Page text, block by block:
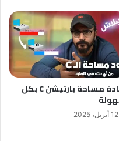
زيادة مساحة بارتيشن C بكل
12 أبريل، 2025